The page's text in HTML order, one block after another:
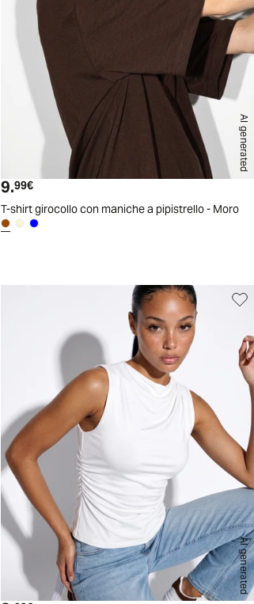
AI generated
S/M L/XL
Prezzo attuale
9.99€
T-shirt girocollo con maniche a pipistrello - Moro
AI generated
SMLXL